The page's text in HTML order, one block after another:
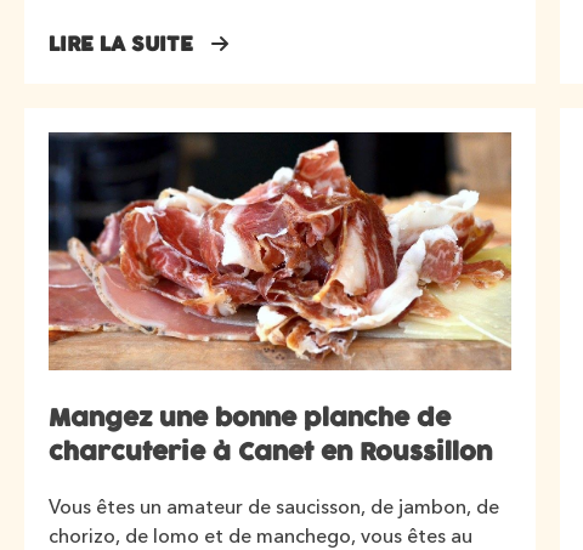
LIRE LA SUITE
Mangez une bonne planche de
charcuterie à Canet en Roussillon
Vous êtes un amateur de saucisson, de jambon, de
chorizo, de lomo et de manchego, vous êtes au